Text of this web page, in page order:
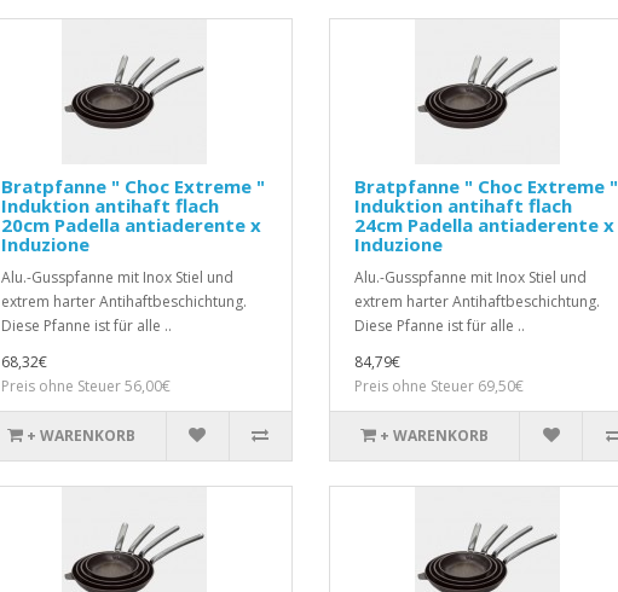
Bratpfanne " Choc Extreme "
Induktion antihaft flach
20cm Padella antiaderente x
Induzione
Alu.-Gusspfanne mit Inox Stiel und
extrem harter Antihaftbeschichtung.
Diese Pfanne ist für alle ..
68,32€
Preis ohne Steuer 56,00€
+ WARENKORB
Bratpfanne " Choc Extreme "
Induktion antihaft flach
24cm Padella antiaderente x
Induzione
Alu.-Gusspfanne mit Inox Stiel und
extrem harter Antihaftbeschichtung.
Diese Pfanne ist für alle ..
84,79€
Preis ohne Steuer 69,50€
+ WARENKORB